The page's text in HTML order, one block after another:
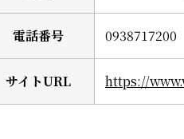
電話番号 0938717200
サイトURL https://